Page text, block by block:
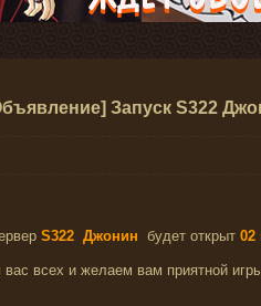
Запуск S322
S322 Джонин будет открыт 02
всех и желаем вам приятной